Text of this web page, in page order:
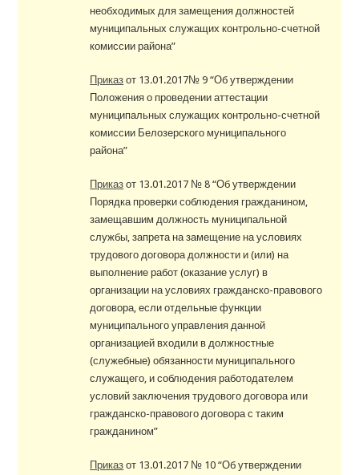
необходимых для замещения должностей
муниципальных служащих контрольно-счетной
комиссии района”
Приказ от 13.01.2017№ 9 “Об утверждении
Положения о проведении аттестации
муниципальных служащих контрольно-счетной
комиссии Белозерского муниципального
района”
Приказ от 13.01.2017 № 8 “Об утверждении
Порядка проверки соблюдения гражданином,
замещавшим должность муниципальной
службы, запрета на замещение на условиях
трудового договора должности и (или) на
выполнение работ (оказание услуг) в
организации на условиях гражданско-правового
договора, если отдельные функции
муниципального управления данной
организацией входили в должностные
(служебные) обязанности муниципального
служащего, и соблюдения работодателем
условий заключения трудового договора или
гражданско-правового договора с таким
гражданином”
Приказ от 13.01.2017 № 10 “Об утверждении